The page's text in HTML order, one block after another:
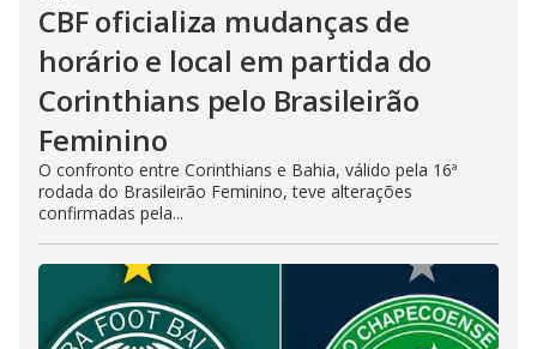
CBF oficializa mudanças de
horário e local em partida do
Corinthians pelo Brasileirão
Feminino
O confronto entre Corinthians e Bahia, válido pela 16ª
rodada do Brasileirão Feminino, teve alterações
confirmadas pela...